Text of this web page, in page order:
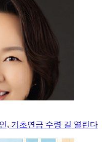
, 기초연금 수령 길 열린다